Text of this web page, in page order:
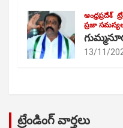
ఆంధ్రప్రదేశ్
ప్రజా
13/11/
ట్రేండింగ్ వార్తలు